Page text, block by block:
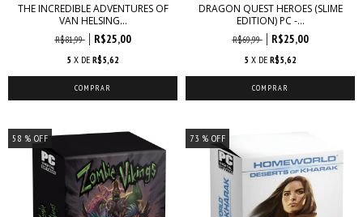
THE INCREDIBLE ADVENTURES OF
VAN HELSING...
R$81,99 R$25,00
5 X DE R$5,62
DRAGON QUEST HEROES (SLIME
EDITION) PC -...
R$69,99 R$25,00
5 X DE R$5,62
58 % OFF 73 % OFF